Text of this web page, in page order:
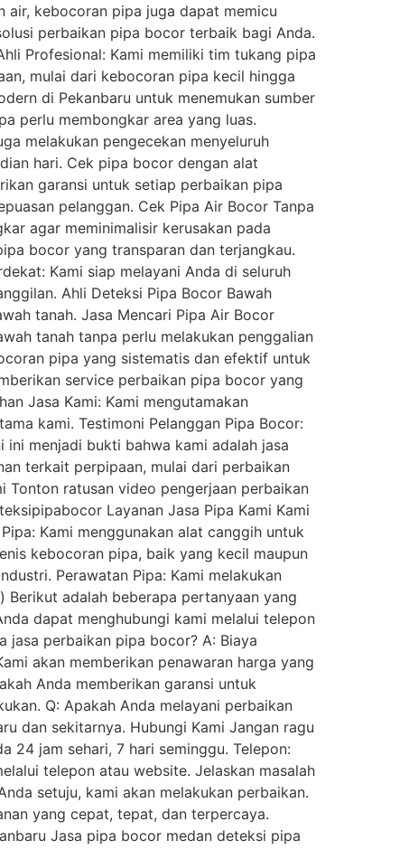
air, kebocoran pipa juga dapat memicu
perbaikan pipa bocor terbaik bagi Anda.
Profesional: Kami memiliki tim tukang pipa
mulai dari kebocoran pipa kecil hingga
di Pekanbaru untuk menemukan sumber
perlu membongkar area yang luas.
melakukan pengecekan menyeluruh
hari. Cek pipa bocor dengan alat
garansi untuk setiap perbaikan pipa
pelanggan. Cek Pipa Air Bocor Tanpa
agar meminimalisir kerusakan pada
bocor yang transparan dan terjangkau.
Kami siap melayani Anda di seluruh
Ahli Deteksi Pipa Bocor Bawah
tanah. Jasa Mencari Pipa Air Bocor
tanah tanpa perlu melakukan penggalian
pipa yang sistematis dan efektif untuk
service perbaikan pipa bocor yang
Jasa Kami: Kami mengutamakan
kami. Testimoni Pelanggan Pipa Bocor:
menjadi bukti bahwa kami adalah jasa
terkait perpipaan, mulai dari perbaikan
Tonton ratusan video pengerjaan perbaikan
Layanan Jasa Pipa Kami Kami
Kami menggunakan alat canggih untuk
kebocoran pipa, baik yang kecil maupun
Perawatan Pipa: Kami melakukan
Berikut adalah beberapa pertanyaan yang
dapat menghubungi kami melalui telepon
jasa perbaikan pipa bocor? A: Biaya
akan memberikan penawaran harga yang
Anda memberikan garansi untuk
Q: Apakah Anda melayani perbaikan
dan sekitarnya. Hubungi Kami Jangan ragu
24 jam sehari, 7 hari seminggu. Telepon:
telepon atau website. Jelaskan masalah
setuju, kami akan melakukan perbaikan.
yang cepat, tepat, dan terpercaya.
Jasa pipa bocor medan deteksi pipa